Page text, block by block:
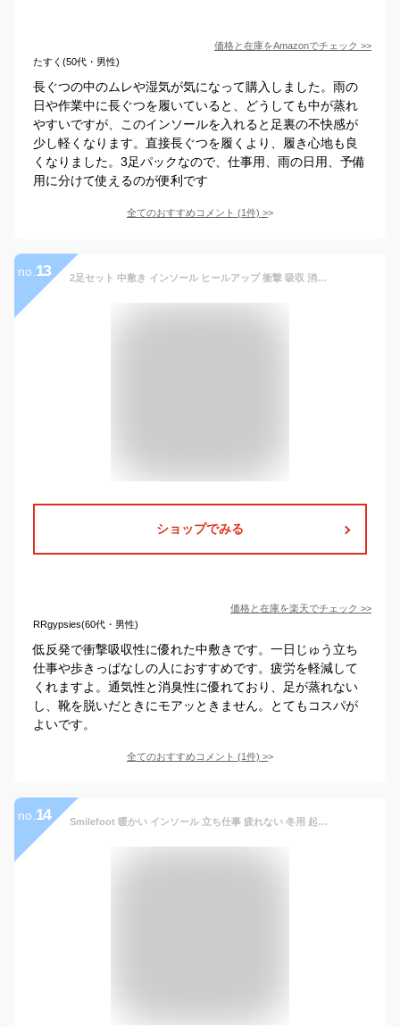
価格と在庫をAmazonでチェック >>
たすく(50代・男性)
長ぐつの中のムレや湿気が気になって購入しました。雨の
日や作業中に長ぐつを履いていると、どうしても中が蒸れ
やすいですが、このインソールを入れると足裏の不快感が
少し軽くなります。直接長ぐつを履くより、履き心地も良
くなりました。3足パックなので、仕事用、雨の日用、予備
用に分けて使えるのが便利です
全てのおすすめコメント (1件) >
no. 13 2足セット 中敷き インソール ヒールアップ 衝撃 吸収 消臭 通気 低反発 クッション ブーツ スニーカー ランニング スポーツ ビジネス 柔らか 疲れにくい 立ち仕事 長靴 安全靴 身長アップ メンズ レディース 中敷 かかと 靴 靴ケア用品 メール便
ショップでみる
価格と在庫を楽天でチェック >>
RRgypsies(60代・男性)
低反発で衝撃吸収性に優れた中敷きです。一日じゅう立ち
仕事や歩きっぱなしの人におすすめです。疲労を軽減して
くれますよ。通気性と消臭性に優れており、足が蒸れない
し、靴を脱いだときにモアッときません。とてもコスパが
よいです。
全てのおすすめコメント (1件) >
no. 14 Smilefoot 暖かい インソール 立ち仕事 疲れない 冬用 起毛 中敷き 衝撃吸収 アーチサポート U字型ヒール 保温 ふわふわ 男女兼用 サイズ調整可 (ブルー, S(22.5~24.0))